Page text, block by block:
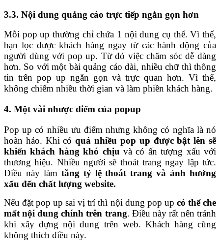
3.3. Nội dung quảng cáo trực tiếp ngắn gọn hơn
Mỗi pop up thường chỉ chứa 1 nội dung cụ thể. Vì thế,
bạn lọc được khách hàng ngay từ các hành động của
người dùng với pop up. Từ đó việc chăm sóc dễ dàng
hơn. So với một bài quảng cáo dài, nhiều chữ thì thông
tin trên pop up ngắn gọn và trực quan hơn. Vì thế,
không chiếm nhiều thời gian và làm phiền khách hàng.
4. Một vài nhược điểm của popup
Pop up có nhiều ưu điểm nhưng không có nghĩa là nó
hoàn hảo. Khi cóquá nhiều pop up được bật lên sẽ
khiến khách hàng khó chịu và có ấn tượng xấu với
thương hiệu. Nhiều người sẽ thoát trang ngay lập tức.
Điều này làm tăng tỷ lệ thoát trang và ảnh hưởng
xấu đến chất lượng website.
Nếu đặt pop up sai vị trí thì nội dung pop up có thể che
mất nội dung chính trên trang. Điều này rất nên tránh
khi xây dựng nội dung trên web. Khách hàng cũng
không thích điều này.